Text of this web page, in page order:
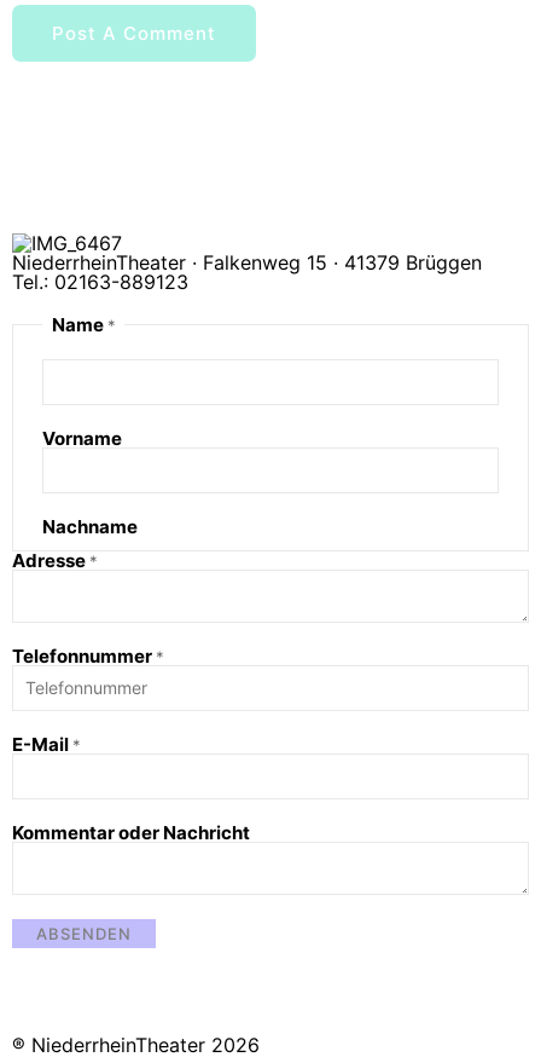
NiederrheinTheater · Falkenweg 15 · 41379 Brüggen
Tel.: 02163-889123
Name *
Vorname
Nachname
Adresse *
Telefonnummer *
E-Mail *
Kommentar oder Nachricht
ABSENDEN
® NiederrheinTheater 2026